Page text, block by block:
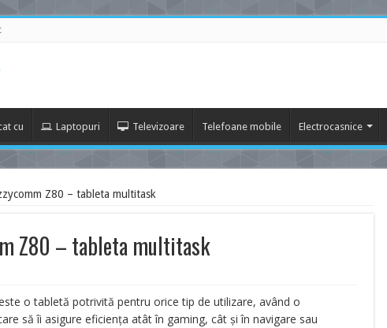
cu Laptopuri Televizoare Telefoane mobile Electrocasnice
Z80 – tableta multitask
Z80 – tableta multitask
o tabletă potrivită pentru orice tip de utilizare, având o
să îi asigure eficiența atât în gaming, cât și în navigare sau